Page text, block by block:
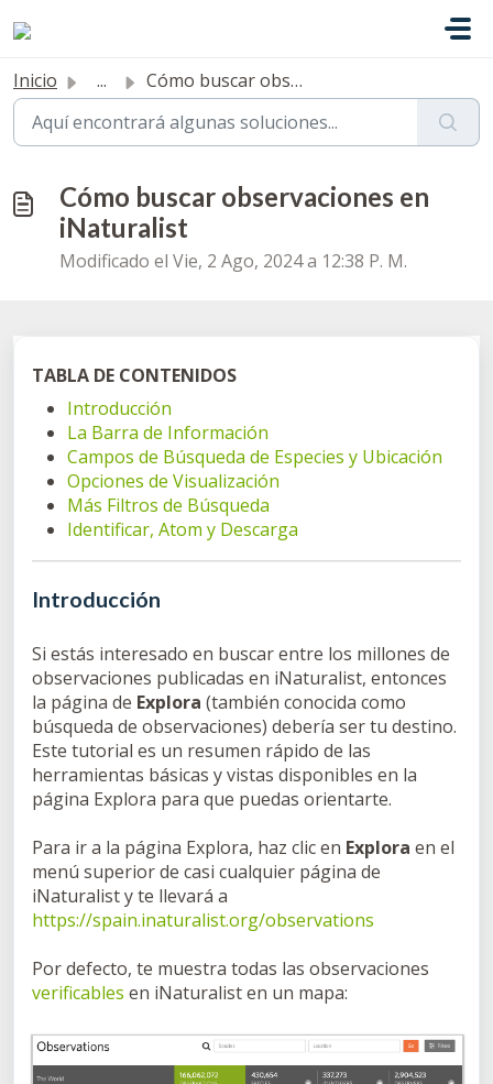
Inicio ... Cómo buscar observaciones en iNaturalist
Cómo buscar observaciones en
iNaturalist
Modificado el Vie, 2 Ago, 2024 a 12:38 P. M.
TABLA DE CONTENIDOS
Introducción
La Barra de Información
Campos de Búsqueda de Especies y Ubicación
Opciones de Visualización
Más Filtros de Búsqueda
Identificar, Atom y Descarga
Introducción
Si estás interesado en buscar entre los millones de
observaciones publicadas en iNaturalist, entonces
la página de Explora (también conocida como
búsqueda de observaciones) debería ser tu destino.
Este tutorial es un resumen rápido de las
herramientas básicas y vistas disponibles en la
página Explora para que puedas orientarte.
Para ir a la página Explora, haz clic en Explora en el
menú superior de casi cualquier página de
iNaturalist y te llevará a
https://spain.inaturalist.org/observations
Por defecto, te muestra todas las observaciones
verificables en iNaturalist en un mapa: